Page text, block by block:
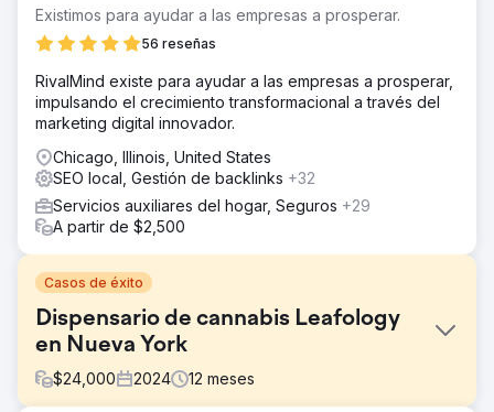
Existimos para ayudar a las empresas a prosperar.
56 reseñas
RivalMind existe para ayudar a las empresas a prosperar,
impulsando el crecimiento transformacional a través del
marketing digital innovador.
Chicago, Illinois, United States
SEO local, Gestión de backlinks +32
Servicios auxiliares del hogar, Seguros +29
A partir de $2,500
Casos de éxito
Dispensario de cannabis Leafology
en Nueva York
$24,000 2024 12 meses